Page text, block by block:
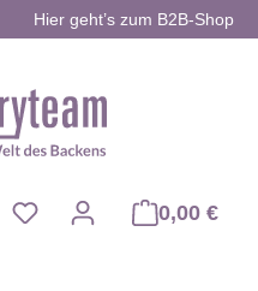
Hier geht’s zum B2B-Shop
0,00 €